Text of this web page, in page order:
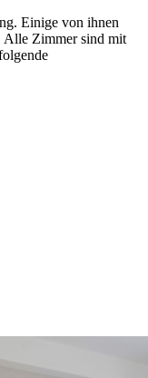
Einige von ihnen
Alle Zimmer sind mit